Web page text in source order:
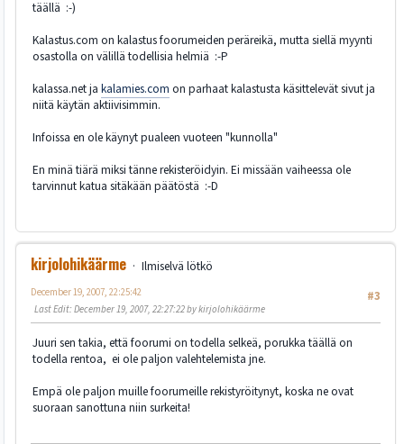
täällä :-)
Kalastus.com on kalastus foorumeiden peräreikä, mutta siellä myynti
osastolla on välillä todellisia helmiä :-P
kalassa.net ja kalamies.com on parhaat kalastusta käsittelevät sivut ja
niitä käytän aktiivisimmin.
Infoissa en ole käynyt pualeen vuoteen "kunnolla"
En minä tiärä miksi tänne rekisteröidyin. Ei missään vaiheessa ole
tarvinnut katua sitäkään päätöstä :-D
kirjolohikäärme
Ilmiselvä lötkö
#3
December 19, 2007, 22:25:42
Last Edit: December 19, 2007, 22:27:22 by kirjolohikäärme
Juuri sen takia, että foorumi on todella selkeä, porukka täällä on
todella rentoa, ei ole paljon valehtelemista jne.
Empä ole paljon muille foorumeille rekistyröitynyt, koska ne ovat
suoraan sanottuna niin surkeita!